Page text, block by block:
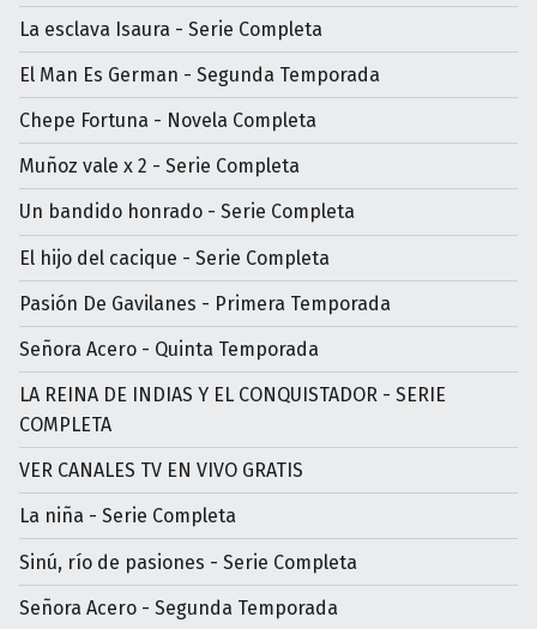
La esclava Isaura - Serie Completa
El Man Es German - Segunda Temporada
Chepe Fortuna - Novela Completa
Muñoz vale x 2 - Serie Completa
Un bandido honrado - Serie Completa
El hijo del cacique - Serie Completa
Pasión De Gavilanes - Primera Temporada
Señora Acero - Quinta Temporada
LA REINA DE INDIAS Y EL CONQUISTADOR - SERIE
COMPLETA
VER CANALES TV EN VIVO GRATIS
La niña - Serie Completa
Sinú, río de pasiones - Serie Completa
Señora Acero - Segunda Temporada